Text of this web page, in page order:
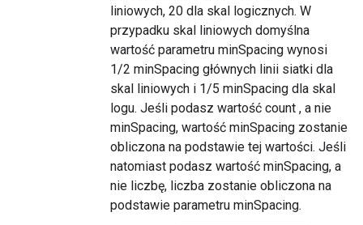
liniowych, 20 dla skal logicznych. W
przypadku skal liniowych domyślna
wartość parametru minSpacing wynosi
1/2 minSpacing głównych linii siatki dla
skal liniowych i 1/5 minSpacing dla skal
logu. Jeśli podasz wartość count , a nie
minSpacing, wartość minSpacing zostanie
obliczona na podstawie tej wartości. Jeśli
natomiast podasz wartość minSpacing, a
nie liczbę, liczba zostanie obliczona na
podstawie parametru minSpacing.